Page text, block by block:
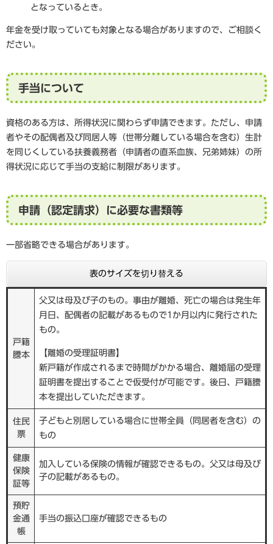
となっているとき。
年金を受け取っていても対象となる場合がありますので、ご相談く
ださい。
手当について
資格のある方は、所得状況に関わらず申請できます。ただし、申請
者やその配偶者及び同居人等（世帯分離している場合を含む）生計
を同じくしている扶養義務者（申請者の直系血族、兄弟姉妹）の所
得状況に応じて手当の支給に制限があります。
申請（認定請求）に必要な書類等
一部省略できる場合があります。
表のサイズを切り替える
戸籍
謄本
父又は母及び子のもの。事由が離婚、死亡の場合は発生年
月日、配偶者の記載があるもので1か月以内に発行された
もの。
【離婚の受理証明書】
新戸籍が作成されるまで時間がかかる場合、離婚届の受理
証明書を提出することで仮受付が可能です。後日、戸籍謄
本を提出していただきます。
住民
票
子どもと別居している場合に世帯全員（同居者を含む）の
もの
健康
保険
証等
加入している保険の情報が確認できるもの。父又は母及び
子の記載があるもの。
預貯
金通
帳
手当の振込口座が確認できるもの